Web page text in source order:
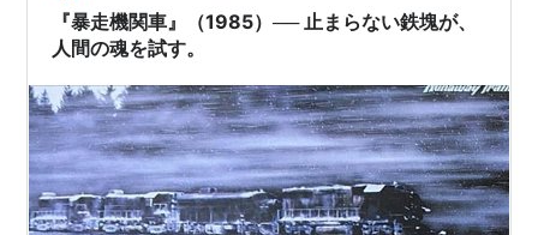
は「乗…
『暴走機関車』（1985）── 止まらない鉄塊が、
人間の魂を試す。